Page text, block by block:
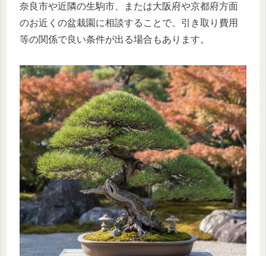
奈良市や近隣の生駒市、または大阪府や京都府方面
のお近くの盆栽園に相談することで、引き取り費用
等の関係で良い条件が出る場合もあります。